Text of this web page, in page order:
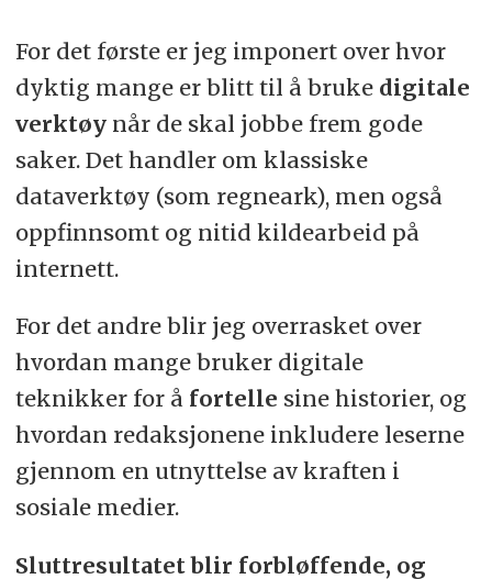
For det første er jeg imponert over hvor
dyktig mange er blitt til å bruke digitale
verktøynår de skal jobbe frem gode
saker. Det handler om klassiske
dataverktøy (som regneark), men også
oppfinnsomt og nitid kildearbeid på
internett.
For det andre blir jeg overrasket over
hvordan mange bruker digitale
teknikker for å fortelle sine historier, og
hvordan redaksjonene inkludere leserne
gjennom en utnyttelse av kraften i
sosiale medier.
Sluttresultatet blir forbløffende, og